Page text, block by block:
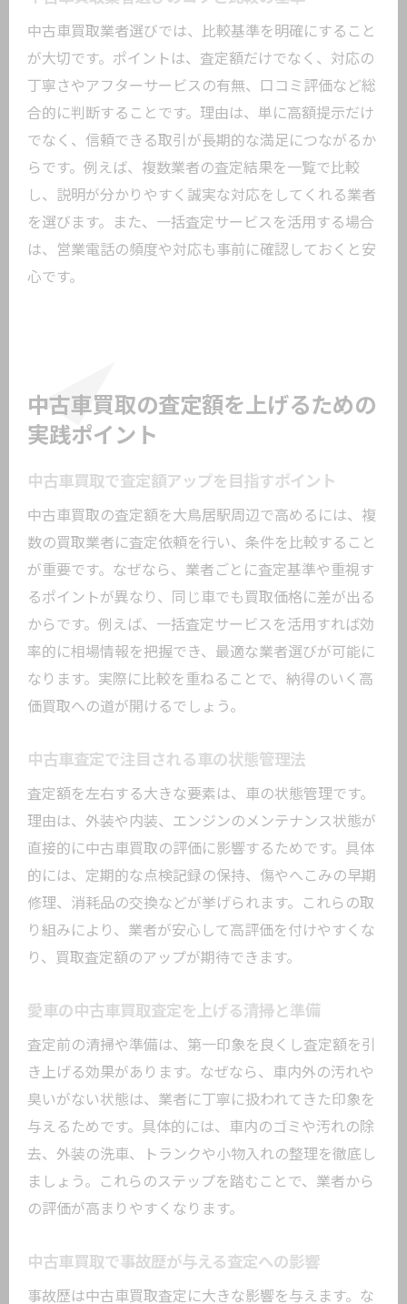
ット
中古車買取業者選びでは、比較基準を明確にすること
が大切です。ポイントは、査定額だけでなく、対応の
丁寧さやアフターサービスの有無、口コミ評価など総
合的に判断することです。理由は、単に高額提示だけ
でなく、信頼できる取引が長期的な満足につながるか
らです。例えば、複数業者の査定結果を一覧で比較
し、説明が分かりやすく誠実な対応をしてくれる業者
を選びます。また、一括査定サービスを活用する場合
は、営業電話の頻度や対応も事前に確認しておくと安
心です。
中古車買取の査定額を上げるための
実践ポイント
中古車買取で査定額アップを目指すポイント
中古車買取の査定額を大鳥居駅周辺で高めるには、複
数の買取業者に査定依頼を行い、条件を比較すること
が重要です。なぜなら、業者ごとに査定基準や重視す
るポイントが異なり、同じ車でも買取価格に差が出る
からです。例えば、一括査定サービスを活用すれば効
率的に相場情報を把握でき、最適な業者選びが可能に
なります。実際に比較を重ねることで、納得のいく高
価買取への道が開けるでしょう。
中古車査定で注目される車の状態管理法
査定額を左右する大きな要素は、車の状態管理です。
理由は、外装や内装、エンジンのメンテナンス状態が
直接的に中古車買取の評価に影響するためです。具体
的には、定期的な点検記録の保持、傷やへこみの早期
修理、消耗品の交換などが挙げられます。これらの取
り組みにより、業者が安心して高評価を付けやすくな
り、買取査定額のアップが期待できます。
愛車の中古車買取査定を上げる清掃と準備
査定前の清掃や準備は、第一印象を良くし査定額を引
き上げる効果があります。なぜなら、車内外の汚れや
臭いがない状態は、業者に丁寧に扱われてきた印象を
与えるためです。具体的には、車内のゴミや汚れの除
去、外装の洗車、トランクや小物入れの整理を徹底し
ましょう。これらのステップを踏むことで、業者から
の評価が高まりやすくなります。
中古車買取で事故歴が与える査定への影響
事故歴は中古車買取査定に大きな影響を与えます。な